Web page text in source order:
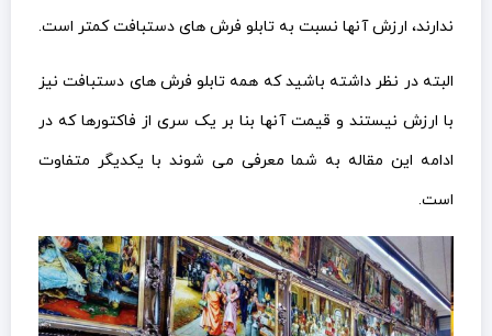
ندارند، ارزش آنها نسبت به تابلو فرش های دستبافت کمتر است.
البته در نظر داشته باشید که همه تابلو فرش های دستبافت نیز
با ارزش نیستند و قیمت آنها بنا بر یک سری از فاکتورها که در
ادامه این مقاله به شما معرفی می شوند با یکدیگر متفاوت
است.